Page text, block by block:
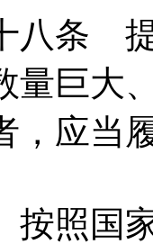
八条
量巨大
，应当
按照国